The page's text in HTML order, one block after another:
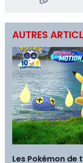
AUTRES
Les Pokémon de